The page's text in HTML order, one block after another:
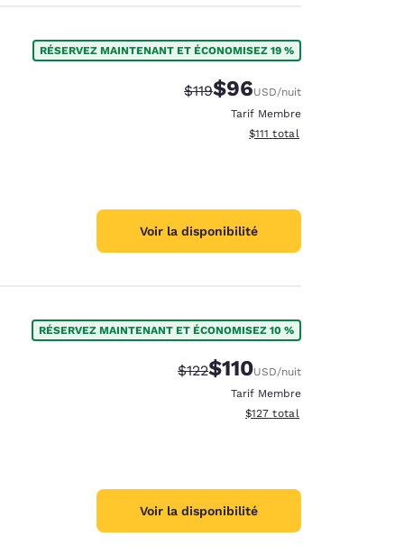
RÉSERVEZ MAINTENANT ET ÉCONOMISEZ 19 %
Tarif barré :
$119Tarif réduit :
$96USD/nuit
Tarif Membre
Afficher les détails du total
$111 total
Voir la disponibilité
RÉSERVEZ MAINTENANT ET ÉCONOMISEZ 10 %
Tarif barré :
$122Tarif réduit :
$110USD/nuit
Tarif Membre
Afficher les détails du total
$127 total
Voir la disponibilité